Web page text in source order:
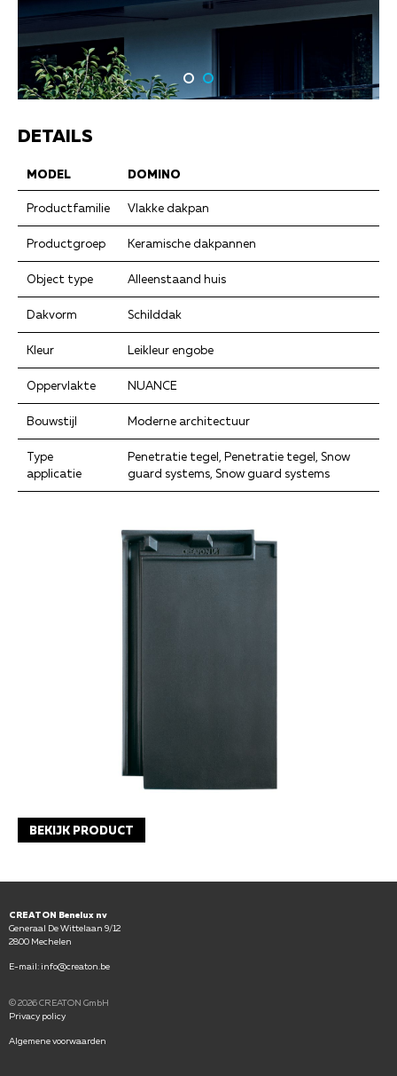
DETAILS
MODEL DOMINO
Productfamilie Vlakke dakpan
Productgroep Keramische dakpannen
Object type Alleenstaand huis
Dakvorm Schilddak
Kleur Leikleur engobe
Oppervlakte NUANCE
Bouwstijl Moderne architectuur
Type
applicatie
Penetratie tegel, Penetratie tegel, Snow
guard systems, Snow guard systems
BEKIJK PRODUCT
CREATON Benelux nv
Generaal De Wittelaan 9/12
2800 Mechelen
E-mail: info@creaton.be
© 2026CREATON GmbH
Privacy policy
Algemene voorwaarden